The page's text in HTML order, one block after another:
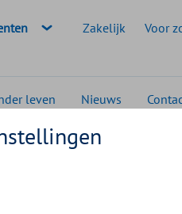
doelgroep:Zakelijk Voor
leven Nieuws
en leef als een beest